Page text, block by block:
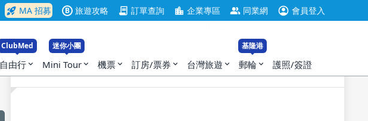
rocket_launch MA 招募 B 旅遊攻略 contract 訂單查詢 location_city 企業專區 group 同業網 account_circle 會員登入
ClubMed
自由行 expand_more
迷你小團
Mini Tour expand_more 機票 expand_more 訂房/票券 expand_more 台灣旅遊 expand_more
基隆港
郵輪 expand_more 護照/簽證
選擇客房